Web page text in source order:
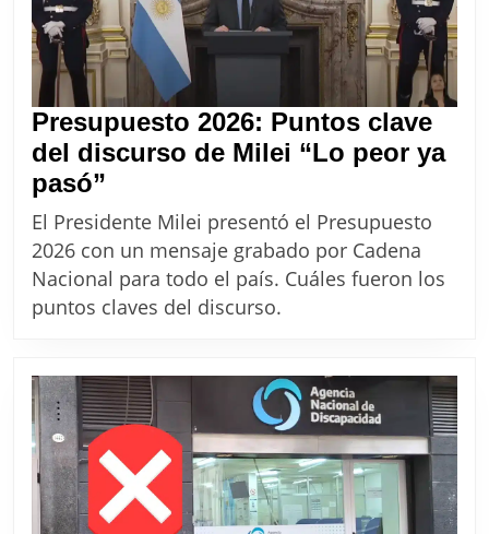
Presupuesto 2026: Puntos clave
del discurso de Milei “Lo peor ya
pasó”
2026:
Puntos
clave
del
Milei
“Lo
peor
ya
pasó”
El Presidente Milei presentó el Presupuesto
2026 con un mensaje grabado por Cadena
Nacional para todo el país. Cuáles fueron los
puntos claves del discurso.